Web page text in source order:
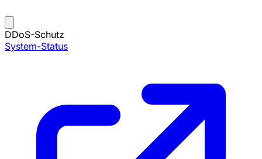
DDoS-Schutz
System-Status